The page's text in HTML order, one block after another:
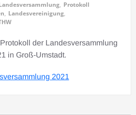
, Protokoll
, Landesvereinigung,
der Landesversammlung
in Groß-Umstadt.
2021